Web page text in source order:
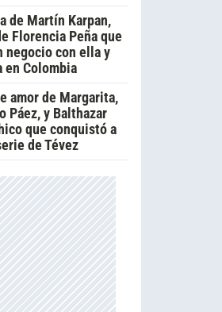
de Martín Karpan,
Florencia Peña que
negocio con ella y
en Colombia
amor de Margarita,
Páez, y Balthazar
que conquistó a
de Tévez